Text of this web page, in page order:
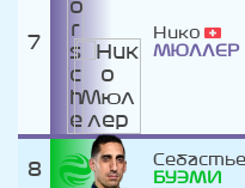
7
Нико
МЮЛЛЕР
8
БУЭМИ